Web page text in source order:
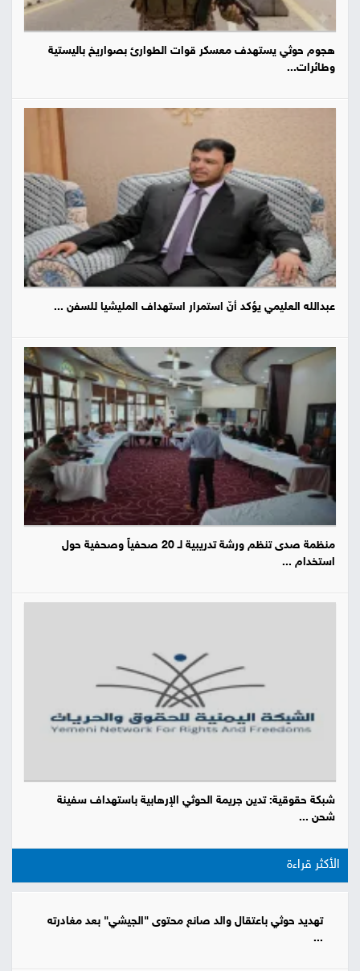
هجوم حوثي يستهدف معسكر قوات الطوارئ بصواريخ باليستية
وطائرات...
عبدالله العليمي يؤكد أنّ استمرار استهداف المليشيا للسفن ...
منظمة صدى تنظم ورشة تدريبية لـ 20 صحفياً وصحفية حول
استخدام ...
شبكة حقوقية: تدين جريمة الحوثي الإرهابية باستهداف سفينة
شحن ...
الأكثر قراءة
تهديد حوثي باعتقال والد صانع محتوى "الجيشي" بعد مغادرته
...